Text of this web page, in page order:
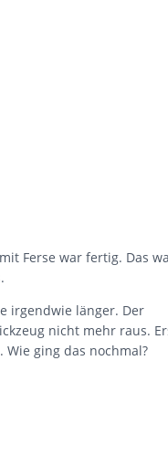
Ferse war fertig. Das
irgendwie länger. Der
nicht mehr raus.
ging das nochmal?